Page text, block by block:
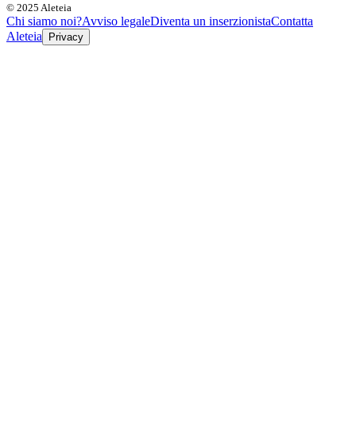
© 2025 Aleteia
Chi siamo noi?Avviso legaleDiventa un inserzionistaContatta
Aleteia
Privacy